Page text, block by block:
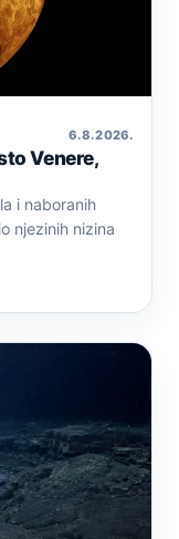
6. 8. 2026.
Venere,
i naboranih
njezinih nizina